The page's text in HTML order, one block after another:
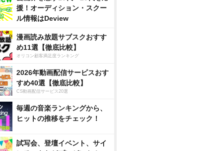
援！オーディション・スクー
ル情報はDeview
漫画読み放題サブスクおすす
め11選【徹底比較】
オリコン顧客満足度ランキング
2026年動画配信サービスおす
すめ40選【徹底比較】
CS動画配信サービス20選
毎週の音楽ランキングから、
ヒットの推移をチェック！
試写会、登壇イベント、サイ